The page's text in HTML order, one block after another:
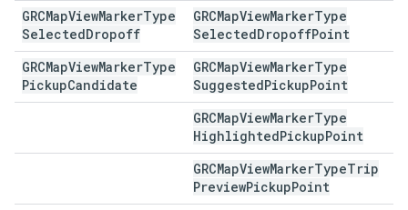
GRCMapViewMarkerType
SelectedDropoff
GRCMapViewMarkerType
SelectedDropoffPoint
GRCMapViewMarkerType
PickupCandidate
GRCMapViewMarkerType
SuggestedPickupPoint
GRCMapViewMarkerType
HighlightedPickupPoint
GRCMapViewMarkerTypeTrip
PreviewPickupPoint